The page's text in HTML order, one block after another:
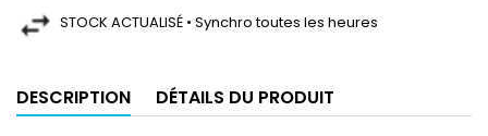
STOCK ACTUALISÉ • Synchro toutes les heures
DESCRIPTION DÉTAILS DU PRODUIT